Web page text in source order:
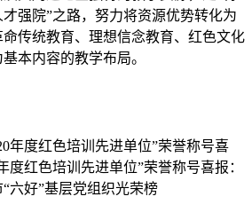
强院”之路，努力将资源优势转化为
传统教育、理想信念教育、红色文化
本内容的教学布局。
年度红色培训先进单位”荣誉称号喜
度红色培训先进单位”荣誉称号喜报：
六好”基层党组织光荣榜